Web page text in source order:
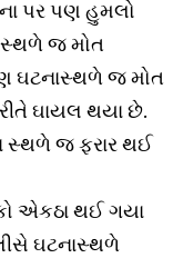
પર પણ હુમલો
જ મોત
ઘટનાસ્થળે જ મોત
ઘાયલ થયા છે.
સ્થળે જ ફરાર થઈ
એકઠા થઈ ગયા
ઘટનાસ્થળે